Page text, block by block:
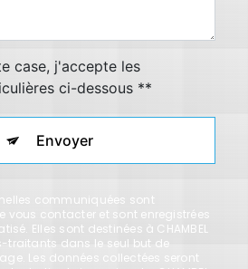
case, j'accepte les
ci-dessous **
Envoyer
communiquées sont
vous contacter et sont enregistrées
Elles sont destinées à CHAMBEL
traitants dans le seul but de
Les données collectées seront